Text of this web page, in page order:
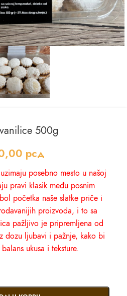
500g
рсд
posebno mesto u našoj
pravi klasik među posnim
početka naše slatke priče i
proizvoda, i to sa
pažljivo je pripremljena od
dozu ljubavi i pažnje, kako bi
ukusa i teksture.